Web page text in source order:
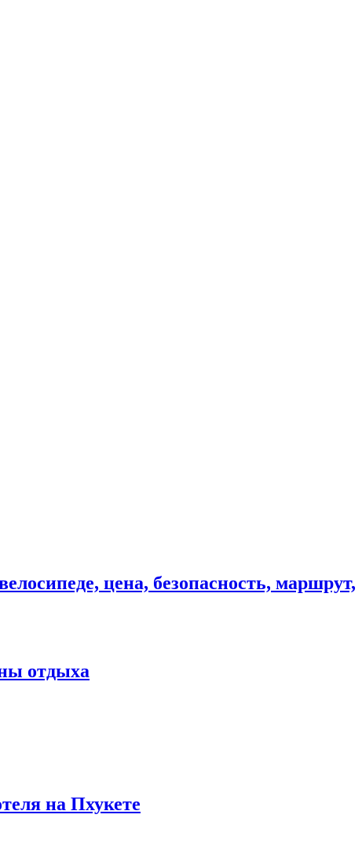
цена, безопасность, маршрут,
отдыха
на Пхукете